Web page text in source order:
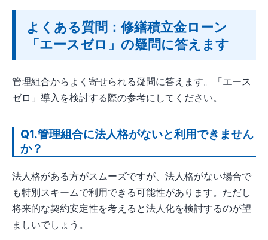
よくある質問：修繕積立金ローン
「エースゼロ」の疑問に答えます
管理組合からよく寄せられる疑問に答えます。「エース
ゼロ」導入を検討する際の参考にしてください。
Q1.管理組合に法人格がないと利用できません
か？
法人格がある方がスムーズですが、法人格がない場合で
も特別スキームで利用できる可能性があります。ただし
将来的な契約安定性を考えると法人化を検討するのが望
ましいでしょう。